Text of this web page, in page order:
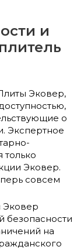
и
Эковер,
о
Экспертное
Эковер.
совсем
Эковер
безопасности
на